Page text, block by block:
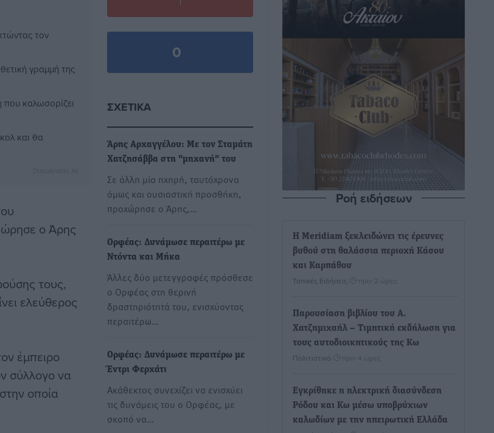
τον
γραμμή της
που καλωσορίζει
και θα
ο Άρης
τους,
ελεύθερος
έμπειρο
σύλλογο να
οποία
0
ΣΧΕΤΙΚΆ
Άρης Αρχαγγέλου: Με τον Σταμάτη
Χατζησάββα στη "μηχανή" του
Σε άλλη μία ηχηρή, ταυτόχρονα
όμως και ουσιαστική προσθήκη,
προχώρησε ο Άρης,…
Ορφέας: Δυνάμωσε περαιτέρω με
Ντόντα και Μήκα
Άλλες δύο μετεγγραφές πρόσθεσε
ο Ορφέας στη θερινή
δραστηριότητά του, ενισχύοντας
περαιτέρω…
Ορφέας: Δυνάμωσε περαιτέρω με
Έντρι Φερχάτι
Ακάθεκτος συνεχίζει να ενισχύει
τις δυνάμεις του ο Ορφέας, με
σκοπό να…
Ροή ειδήσεων
Η Meridiam ξεκλειδώνει τις έρευνες
βυθού στη θαλάσσια περιοχή Κάσου
και Καρπάθου
Τοπικές Ειδήσεις πριν 2 ώρες
Παρουσίαση βιβλίου του Α.
Χατζημιχαήλ – Τιμητική εκδήλωση για
τους αυτοδιοικητικούς της Κω
Πολιτιστικά πριν 4 ώρες
Εγκρίθηκε η ηλεκτρική διασύνδεση
Ρόδου και Κω μέσω υποβρύχιων
καλωδίων με την ηπειρωτική Ελλάδα